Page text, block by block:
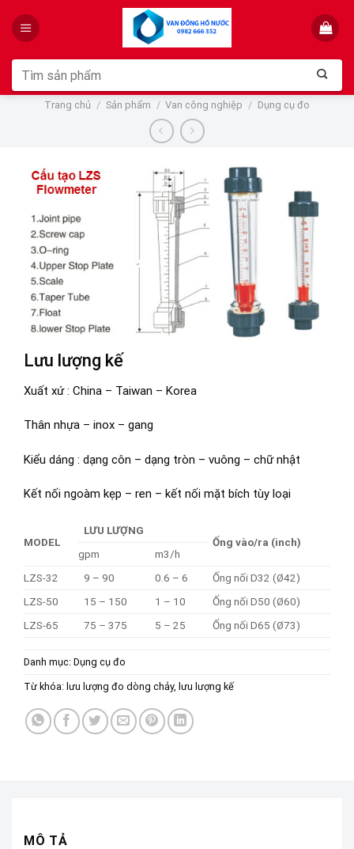
Tìm
kiếm:
Trang chủ / Sản phẩm / Van công nghiệp / Dụng cụ đo
Lưu lượng kế
Xuất xứ : China – Taiwan – Korea
Thân nhựa – inox – gang
Kiểu dáng : dạng côn – dạng tròn – vuông – chữ nhật
Kết nối ngoàm kẹp – ren – kết nối mặt bích tùy loại
MODEL
LƯU LƯỢNG
Ống vào/ra (inch)
gpm
m3/h
LZS-32
9 – 90 0.6 – 6
Ống nối D32 (Ø42)
LZS-50
15 – 150 1 – 10
Ống nối D50 (Ø60)
LZS-65
75 – 375 5 – 25 Ống nối D65 (Ø73)
Danh mục: Dụng cụ đo
Từ khóa: lưu lượng đo dòng chảy, lưu lượng kế
MÔ TẢ